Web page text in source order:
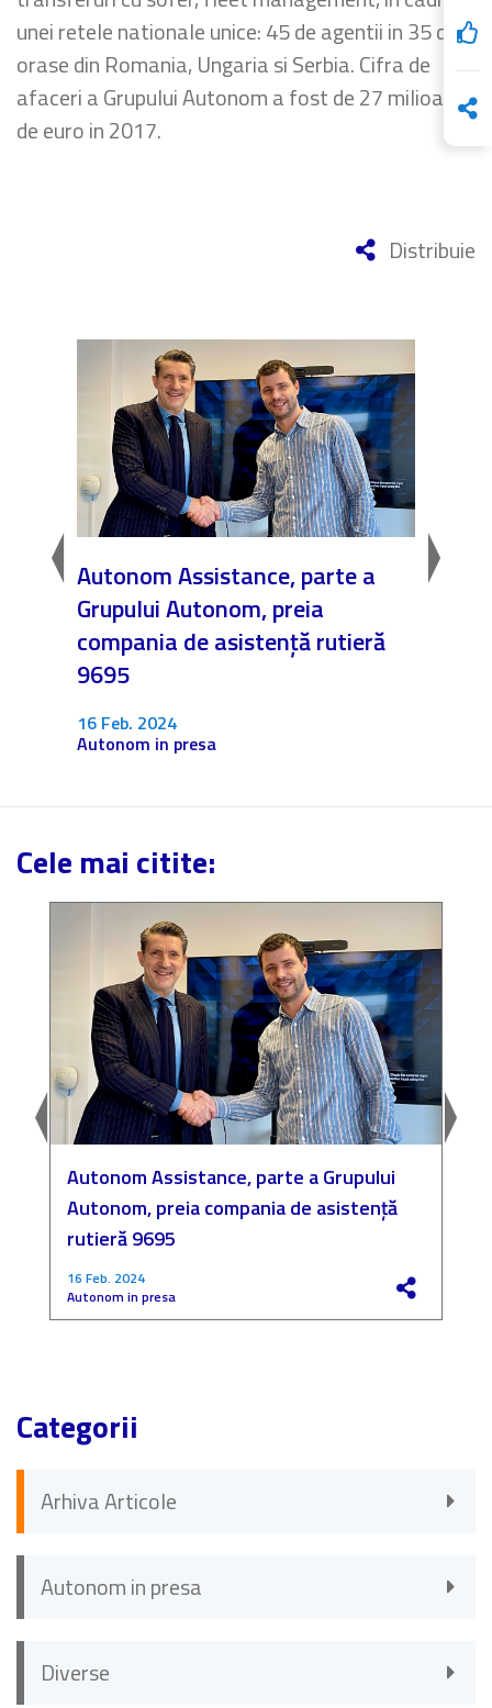
unei retele nationale unice: 45 de agentii in 35 de
orase din Romania, Ungaria si Serbia. Cifra de
afaceri a Grupului Autonom a fost de 27 milioane
de euro in 2017.
Distribuie
Autonom Assistance, parte a
Grupului Autonom, preia
compania de asistență rutieră
9695
16 Feb. 2024
Autonom in presa
Cele mai citite:
Autonom Assistance, parte a Grupului
Autonom, preia compania de asistență
rutieră 9695
16 Feb. 2024
Autonom in presa
Categorii
Arhiva Articole
Autonom in presa
Diverse